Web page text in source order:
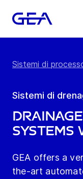
Sistemi di
Sistemi di
systems
GEA offers a
the-art